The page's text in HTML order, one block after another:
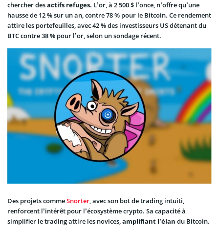
chercher desactifs refuges. L’or, à 2 500 $ l’once, n’offre qu’une
hausse de 12 % sur un an, contre 78 % pour le Bitcoin. Ce rendement
attire les portefeuilles, avec 42 % des investisseurs US détenant du
BTC contre 38 % pour l’or, selon un sondage récent.
Des projets commeSnorter, avec son bot de trading intuiti,
renforcent l’intérêt pour l’écosystème crypto. Sa capacité à
simplifier le trading attire les novices,amplifiant l’élan du Bitcoin.